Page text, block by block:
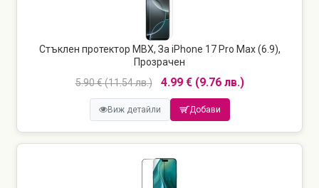
Стъклен протектор MBX, За iPhone 17 Pro Max (6.9),
Прозрачен
5.90 € (11.54 лв.)
4.99 € (9.76 лв.)
Виж детайли Добави